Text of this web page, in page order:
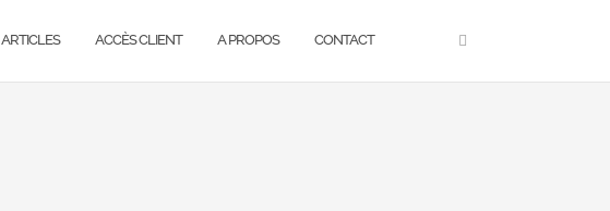
ARTICLES ACCÈS CLIENT A PROPOS CONTACT